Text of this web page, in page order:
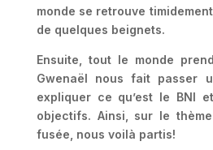
monde se retrouve
de quelques beignets.
Ensuite, tout le monde
Gwenaël nous fait passer
expliquer ce qu’est le BNI
objectifs. Ainsi, sur le
fusée, nous voilà partis!